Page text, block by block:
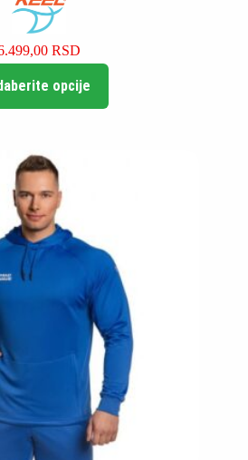
RSD
opcije
proizvod
Opcije
mogu
biti
izabrane
na
stranici
proizvoda.